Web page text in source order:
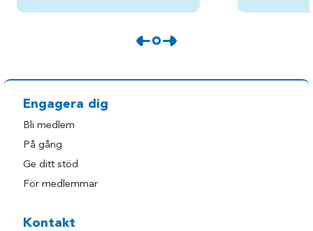
Engagera dig
Bli medlem
På gång
Ge ditt stöd
För medlemmar
Kontakt